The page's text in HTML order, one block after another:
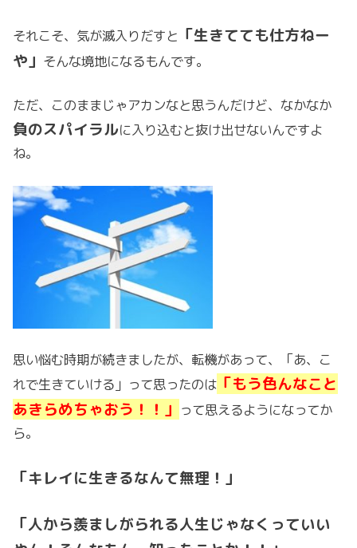
それこそ、気が滅入りだすと 「生きてても仕方ねー
や」 そんな境地になるもんです。
ただ、このままじゃアカンなと思うんだけど、なかなか
負のスパイラルに入り込むと抜け出せないんですよ
ね。
思い悩む時期が続きましたが、転機があって、「あ、こ
れで生きていける」って思ったのは 「もう色んなこと
あきらめちゃおう！！」 って思えるようになってか
ら。
「キレイに生きるなんて無理！」
「人から羨ましがられる人生じゃなくっていい